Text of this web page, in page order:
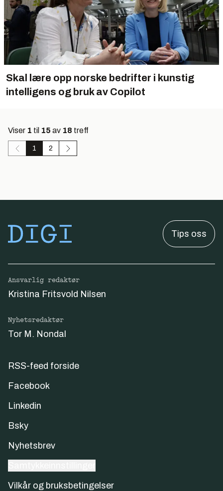
Skal lære opp norske bedrifter i kunstig
intelligens og bruk av Copilot
Viser 1 til 15 av 18 treff
1 2
Tips oss
Ansvarlig redaktør
Kristina Fritsvold Nilsen
Nyhetsredaktør
Tor M. Nondal
RSS-feed forside
Facebook
Linkedin
Bsky
Nyhetsbrev
Vilkår og bruksbetingelser